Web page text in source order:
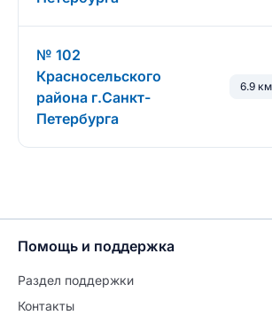
№ 102
Красносельского
района г.Санкт-
Петербурга
6.9 км
Помощь и поддержка
Раздел поддержки
Контакты